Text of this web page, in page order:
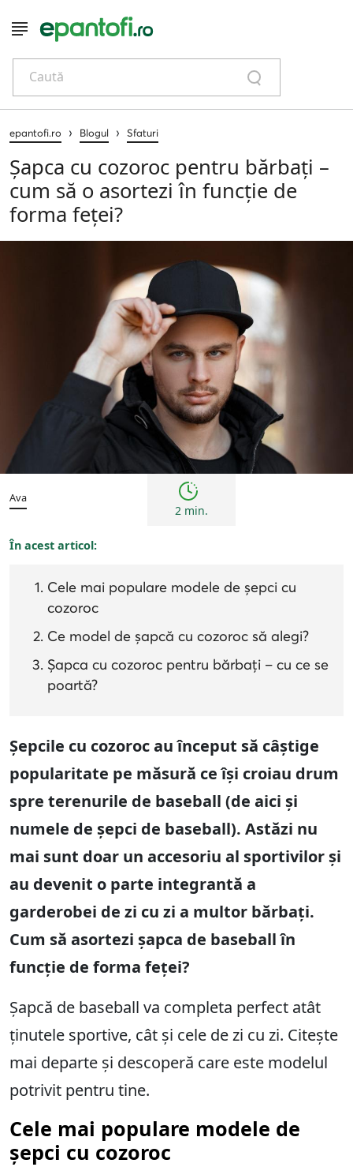
Caută
epantofi.ro › Blogul › Sfaturi
Șapca cu cozoroc pentru bărbați –
cum să o asortezi în funcție de
forma feței?
Ava
2 min.
În acest articol:
Cele mai populare modele de șepci cu
cozoroc
Ce model de șapcă cu cozoroc să alegi?
Șapca cu cozoroc pentru bărbați – cu ce se
poartă?
Șepcile cu cozoroc au început să câștige
popularitate pe măsură ce își croiau drum
spre terenurile de baseball (de aici și
numele de șepci de baseball). Astăzi nu
mai sunt doar un accesoriu al sportivilor și
au devenit o parte integrantă a
garderobei de zi cu zi a multor bărbați.
Cum să asortezi șapca de baseball în
funcție de forma feței?
Șapcă de baseball va completa perfect atât
ținutele sportive, cât și cele de zi cu zi. Citește
mai departe și descoperă care este modelul
potrivit pentru tine.
Cele mai populare modele de
șepci cu cozoroc